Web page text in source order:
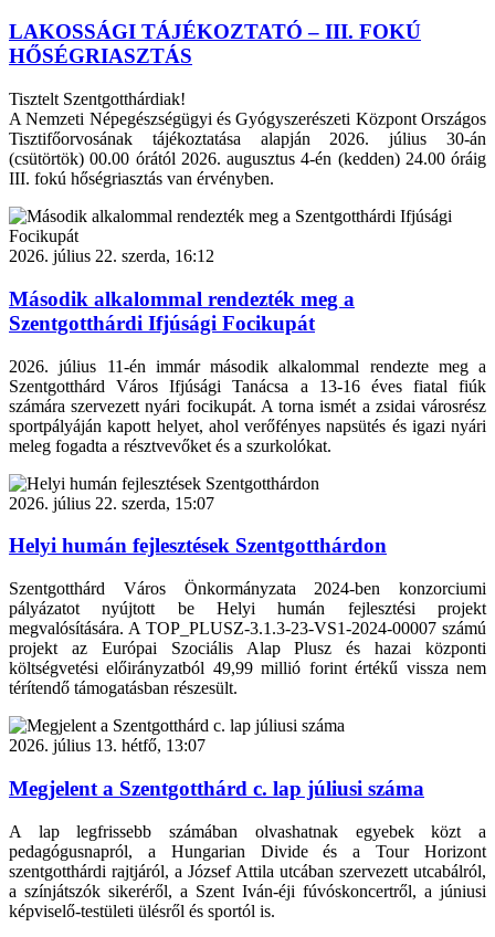
LAKOSSÁGI TÁJÉKOZTATÓ – III. FOKÚ
HŐSÉGRIASZTÁS
Tisztelt Szentgotthárdiak!
A Nemzeti Népegészségügyi és Gyógyszerészeti Központ Országos
Tisztifőorvosának tájékoztatása alapján 2026. július 30-án
(csütörtök) 00.00 órától 2026. augusztus 4-én (kedden) 24.00 óráig
III. fokú hőségriasztás van érvényben.
2026. július 22. szerda, 16:12
Második alkalommal rendezték meg a
Szentgotthárdi Ifjúsági Focikupát
2026. július 11-én immár második alkalommal rendezte meg a
Szentgotthárd Város Ifjúsági Tanácsa a 13-16 éves fiatal fiúk
számára szervezett nyári focikupát. A torna ismét a zsidai városrész
sportpályáján kapott helyet, ahol verőfényes napsütés és igazi nyári
meleg fogadta a résztvevőket és a szurkolókat.
2026. július 22. szerda, 15:07
Helyi humán fejlesztések Szentgotthárdon
Szentgotthárd Város Önkormányzata 2024-ben konzorciumi
pályázatot nyújtott be Helyi humán fejlesztési projekt
megvalósítására. A TOP_PLUSZ-3.1.3-23-VS1-2024-00007 számú
projekt az Európai Szociális Alap Plusz és hazai központi
költségvetési előirányzatból 49,99 millió forint értékű vissza nem
térítendő támogatásban részesült.
2026. július 13. hétfő, 13:07
Megjelent a Szentgotthárd c. lap júliusi száma
A lap legfrissebb számában olvashatnak egyebek közt a
pedagógusnapról, a Hungarian Divide és a Tour Horizont
szentgotthárdi rajtjáról, a József Attila utcában szervezett utcabálról,
a színjátszók sikeréről, a Szent Iván-éji fúvóskoncertről, a júniusi
képviselő-testületi ülésről és sportól is.